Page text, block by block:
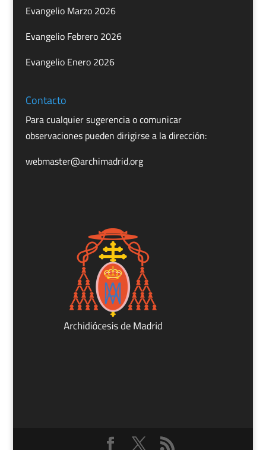
Evangelio Marzo 2026
Evangelio Febrero 2026
Evangelio Enero 2026
Contacto
Para cualquier sugerencia o comunicar
observaciones pueden dirigirse a la dirección:
webmaster@archimadrid.org